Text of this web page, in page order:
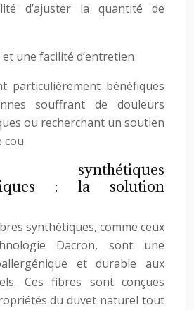
d’ajuster la quantité de
une facilité d’entretien
particulièrement bénéfiques
souffrant de douleurs
ou recherchant un soutien
cou.
: la solution
synthétiques, comme ceux
Dacron, sont une
et durable aux
Ces fibres sont conçues
du duvet naturel tout